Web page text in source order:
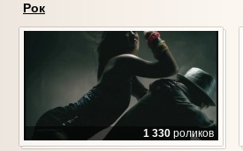
Рок
1 330 роликов